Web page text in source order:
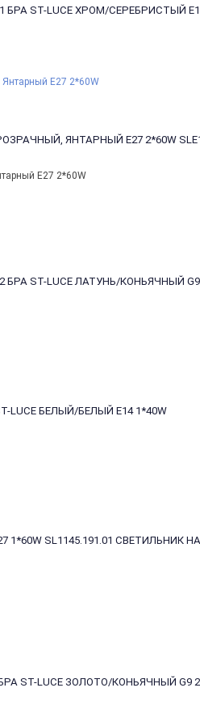
БРА ST-LUCE ХРОМ/СЕРЕБРИСТЫЙ
ЯНТАРНЫЙ E27 2*60W
E27 2*60W
БРА ST-LUCE ЛАТУНЬ/КОНЬЯЧНЫЙ
LUCE БЕЛЫЙ/БЕЛЫЙ E14 1*40W
1*60W SL1145.191.01 СВЕТИЛЬНИК
БРА ST-LUCE ЗОЛОТО/КОНЬЯЧНЫЙ G9